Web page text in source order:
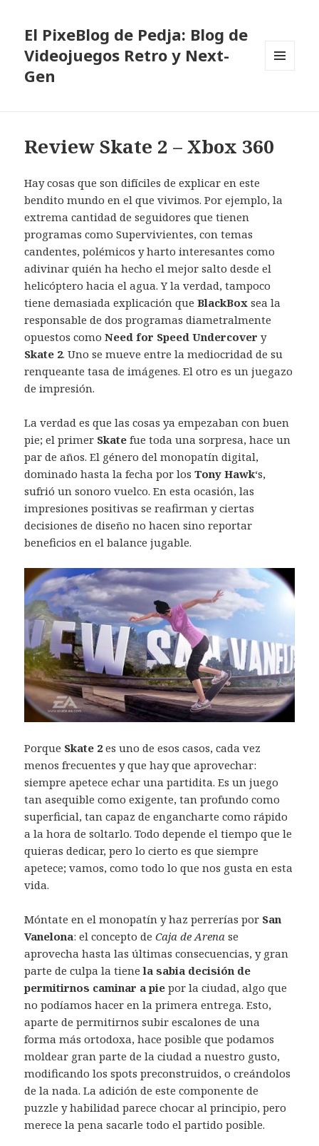
El PixeBlog de Pedja: Blog de
Videojuegos Retro y Next-
Gen
Review Skate 2 – Xbox 360
Hay cosas que son difíciles de explicar en este
bendito mundo en el que vivimos. Por ejemplo, la
extrema cantidad de seguidores que tienen
programas como Supervivientes, con temas
candentes, polémicos y harto interesantes como
adivinar quién ha hecho el mejor salto desde el
helicóptero hacia el agua. Y la verdad, tampoco
tiene demasiada explicación queBlackBox sea la
responsable de dos programas diametralmente
opuestos comoNeed for Speed Undercover y
Skate 2. Uno se mueve entre la mediocridad de su
renqueante tasa de imágenes. El otro es un juegazo
de impresión.
La verdad es que las cosas ya empezaban con buen
pie; el primer Skate fue toda una sorpresa, hace un
par de años. El género del monopatín digital,
dominado hasta la fecha por losTony Hawk‘s,
sufrió un sonoro vuelco. En esta ocasión, las
impresiones positivas se reafirman y ciertas
decisiones de diseño no hacen sino reportar
beneficios en el balance jugable.
Porque Skate 2 es uno de esos casos, cada vez
menos frecuentes y que hay que aprovechar:
siempre apetece echar una partidita. Es un juego
tan asequible como exigente, tan profundo como
superficial, tan capaz de engancharte como rápido
a la hora de soltarlo. Todo depende el tiempo que le
quieras dedicar, pero lo cierto es que siempre
apetece; vamos, como todo lo que nos gusta en esta
vida.
Móntate en el monopatín y haz perrerías por San
Vanelona: el concepto deCaja de Arena se
aprovecha hasta las últimas consecuencias, y gran
parte de culpa la tienela sabia decisión de
permitirnos caminar a piepor la ciudad, algo que
no podíamos hacer en la primera entrega. Esto,
aparte de permitirnos subir escalones de una
forma más ortodoxa, hace posible que podamos
moldear gran parte de la ciudad a nuestro gusto,
modificando los spots preconstruidos, o creándolos
de la nada. La adición de este componente de
puzzle y habilidad parece chocar al principio, pero
merece la pena sacarle todo el partido posible.